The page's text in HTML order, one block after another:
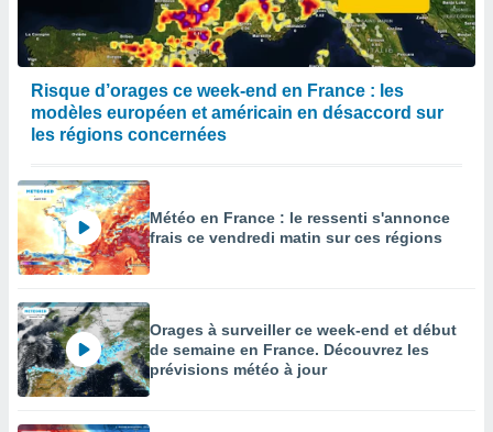
Risque d’orages ce week-end en France : les
modèles européen et américain en désaccord sur
les régions concernées
Météo en France : le ressenti s'annonce
frais ce vendredi matin sur ces régions
Orages à surveiller ce week-end et début
de semaine en France. Découvrez les
prévisions météo à jour